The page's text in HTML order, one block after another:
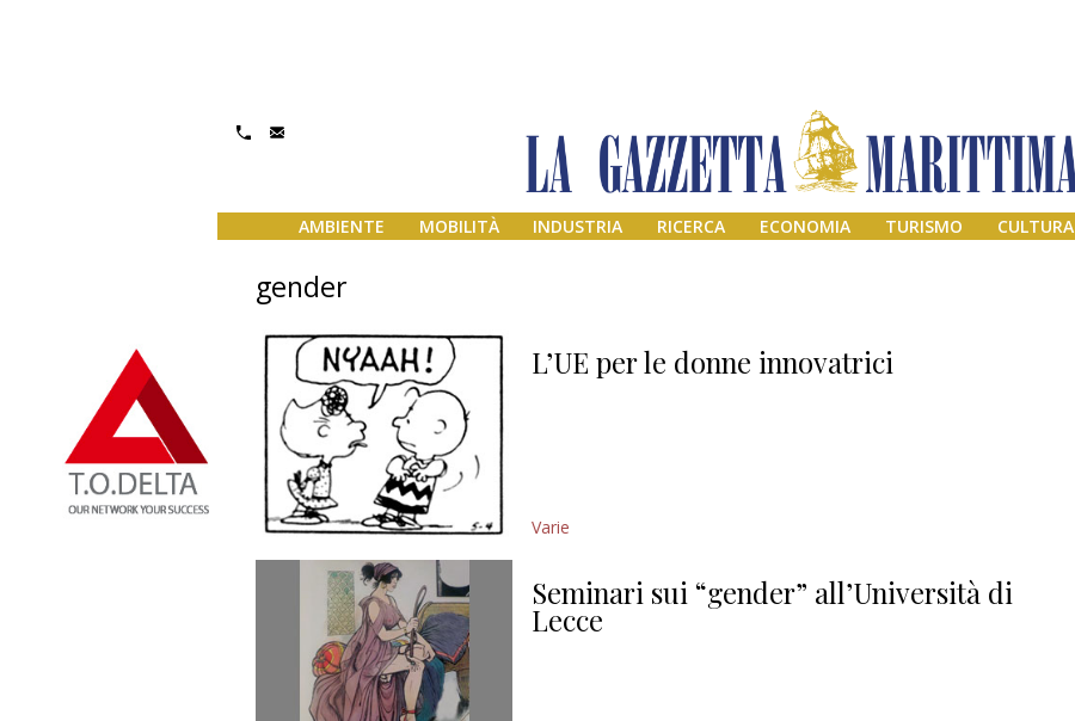
AMBIENTE MOBILITÀ INDUSTRIA RICERCA ECONOMIA TURISMO CULTURA
gender
L’UE per le donne innovatrici
Varie
Seminari sui “gender” all’Università di
Lecce